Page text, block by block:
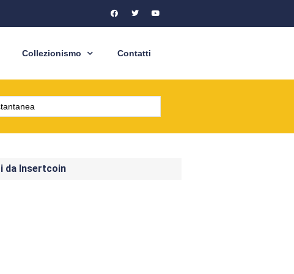
Collezionismo Contatti
da Insertcoin